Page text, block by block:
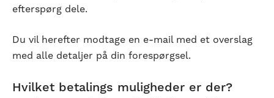
efterspørg dele.
Du vil herefter modtage en e-mail med et overslag
med alle detaljer på din forespørgsel.
Hvilket betalings muligheder er der?